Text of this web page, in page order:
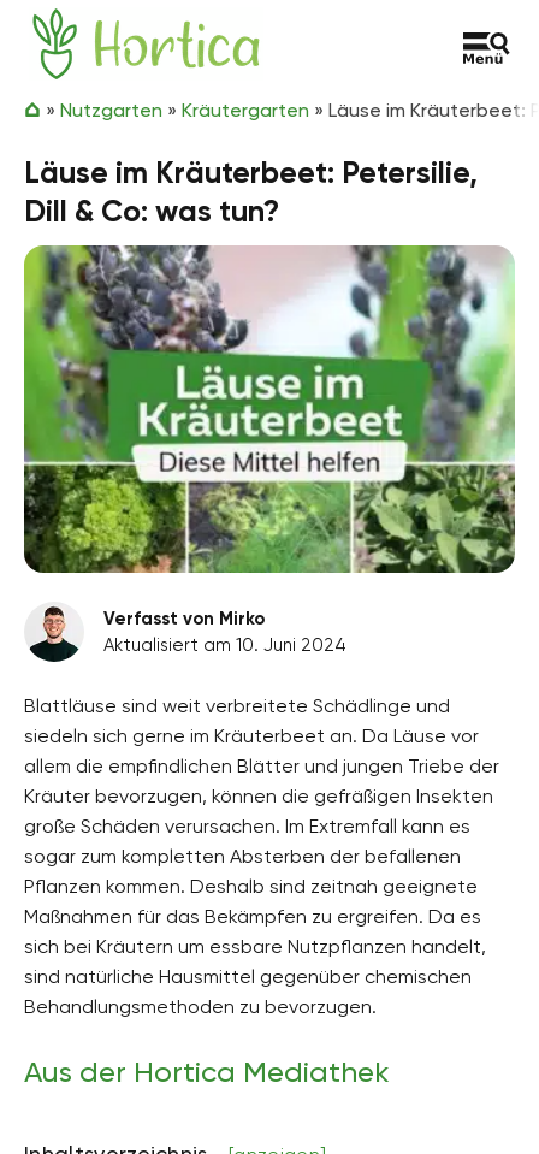
Zum Inhalt springen
Hortica
» Nutzgarten » Kräutergarten » Läuse im Kräuterbeet:
Läuse im Kräuterbeet: Petersilie,
Dill & Co: was tun?
Verfasst von Mirko
Aktualisiert am 10. Juni 2024
Blattläuse sind weit verbreitete Schädlinge und
siedeln sich gerne im Kräuterbeet an. Da Läuse vor
allem die empfindlichen Blätter und jungen Triebe der
Kräuter bevorzugen, können die gefräßigen Insekten
große Schäden verursachen. Im Extremfall kann es
sogar zum kompletten Absterben der befallenen
Pflanzen kommen. Deshalb sind zeitnah geeignete
Maßnahmen für das Bekämpfen zu ergreifen. Da es
sich bei Kräutern um essbare Nutzpflanzen handelt,
sind natürliche Hausmittel gegenüber chemischen
Behandlungsmethoden zu bevorzugen.
Aus der Hortica Mediathek